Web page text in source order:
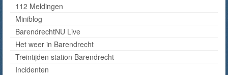
112 Meldingen
Miniblog
BarendrechtNU Live
Het weer in Barendrecht
Treintijden station Barendrecht
Incidenten